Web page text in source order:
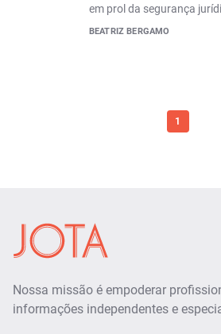
em prol da segurança
BEATRIZ BERGAMO
1
Nossa missão é empoderar
informações independentes e